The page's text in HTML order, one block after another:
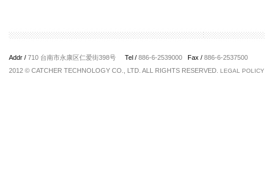
Addr / 710 台南市永康区仁爱街398号 Tel / 886-6-2539000 Fax / 886-6-2537500
2012 © CATCHER TECHNOLOGY CO., LTD. ALL RIGHTS RESERVED.
LEGAL POLICY